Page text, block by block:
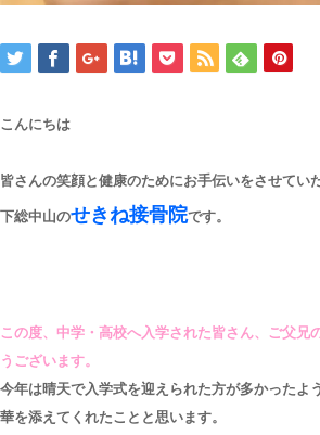
こんにちは
皆さんの笑顔と健康のためにお手伝いをさせてい
下総中山のせきね接骨院です。
この度、中学・高校へ入学された皆さん、ご父兄
うございます。
今年は晴天で入学式を迎えられた方が多かったよ
華を添えてくれたことと思います。